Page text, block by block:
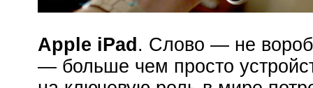
Apple iPad . Слово — не
— больше чем просто